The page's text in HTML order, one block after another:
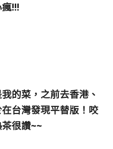
!!!
我的菜，之前去香港、
台灣發現平替版！咬
很讚~~